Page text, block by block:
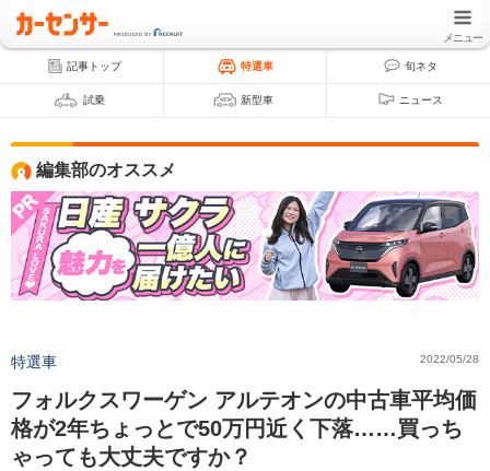
メニュー
記事トップ 特選車 旬ネタ
試乗 新型車 ニュース
編集部のオススメ
特選車 2022/05/28
フォルクスワーゲン アルテオンの中古車平均価
格が2年ちょっとで50万円近く下落……買っち
ゃっても大丈夫ですか？